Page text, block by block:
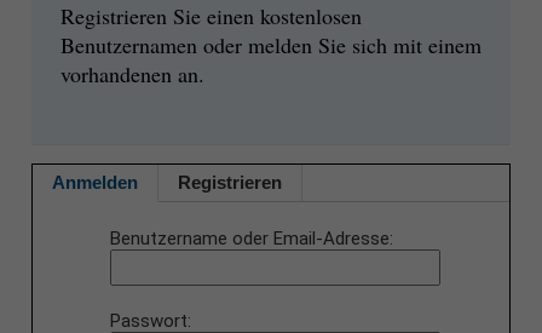
Registrieren Sie einen kostenlosen
Benutzernamen oder melden Sie sich mit einem
vorhandenen an.
Anmelden Registrieren
Benutzername oder Email-Adresse
Passwort